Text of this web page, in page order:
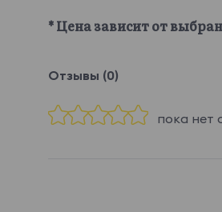
* Цена зависит от
Отзывы (0)
пока нет